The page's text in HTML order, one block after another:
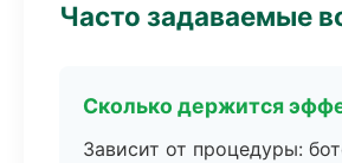
Часто задаваемые
Сколько держится
Зависит от процедуры: